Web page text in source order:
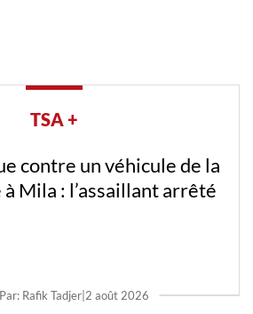
TSA +
contre un véhicule de la
Mila : l’assaillant arrêté
Par: Rafik Tadjer|2 août 2026